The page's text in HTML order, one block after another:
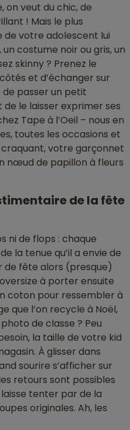
on veut du chic, de
! Mais le plus
votre adolescent lui
costume noir ou gris, un
skinny ? Prenez le
et d’échanger sur
de passer un petit
le laisser exprimer ses
Tape à l’Oeil – nous en
toutes les occasions et
votre garçonnet
nœud de papillon à fleurs
de la fête
ni de flops : chaque
la tenue qu’il a envie de
de fête alors (presque)
à porter ensuite
coton pour ressembler à
que l’on recycle à Noël,
de classe ? Peu
la taille de votre kid
À glisser dans
sourire s’afficher sur
retours sont possibles
tenter par de la
originales. Ah, les